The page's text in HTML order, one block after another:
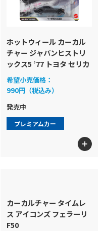
ホットウィール カーカル
チャー ジャパンヒストリ
ックス5 ’77 トヨタ セリカ
希望小売価格：
990円（税込み）
発売中
プレミアムカー
カーカルチャー タイムレ
ス アイコンズ フェラーリ
F50